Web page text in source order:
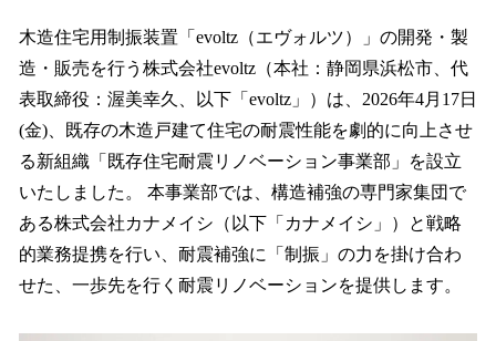
木造住宅用制振装置「evoltz（エヴォルツ）」の開発・製
造・販売を行う株式会社evoltz（本社：静岡県浜松市、代
表取締役：渥美幸久、以下「evoltz」）は、2026年4月17日
(金)、既存の木造戸建て住宅の耐震性能を劇的に向上させ
る新組織「既存住宅耐震リノベーション事業部」を設立
いたしました。 本事業部では、構造補強の専門家集団で
ある株式会社カナメイシ（以下「カナメイシ」）と戦略
的業務提携を行い、耐震補強に「制振」の力を掛け合わ
せた、一歩先を行く耐震リノベーションを提供します。